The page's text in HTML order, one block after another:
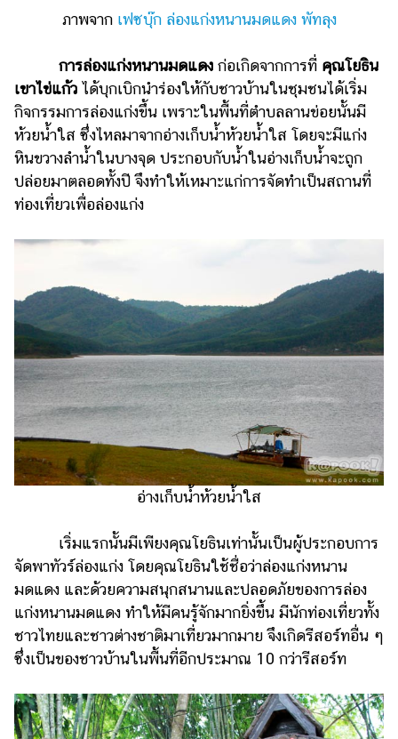
เลี้ยง
Infographic
บริการ
แอปฯ
เรียน
เลข
ออนไลน์
ติดต่อ
โฆษณา
แจ้ง
ปัญหา
ร่วม
ภาพจาก เฟซบุ๊ก ล่องแก่งหนานมดแดง พัทลุง
การล่องแก่งหนานมดแดง ก่อเกิดจากการที่ คุณโยธิน
เขาไข่แก้ว ได้บุกเบิกนำร่องให้กับชาวบ้านในชุมชนได้เริ่ม
กิจกรรมการล่องแก่งขึ้น เพราะในพื้นที่ตำบลลานข่อยนั้นมี
ห้วยน้ำใส ซึ่งไหลมาจากอ่างเก็บน้ำห้วยน้ำใส โดยจะมีแก่ง
หินขวางลำน้ำในบางจุด ประกอบกับน้ำในอ่างเก็บน้ำจะถูก
ปล่อยมาตลอดทั้งปี จึงทำให้เหมาะแก่การจัดทำเป็นสถานที่
ท่องเที่ยวเพื่อล่องแก่ง
อ่างเก็บน้ำห้วยน้ำใส
เริ่มแรกนั้นมีเพียงคุณโยธินเท่านั้นเป็นผู้ประกอบการ
จัดพาทัวร์ล่องแก่ง โดยคุณโยธินใช้ชื่อว่าล่องแก่งหนาน
มดแดง และด้วยความสนุกสนานและปลอดภัยของการล่อง
แก่งหนานมดแดง ทำให้มีคนรู้จักมากยิ่งขึ้น มีนักท่องเที่ยวทั้ง
ชาวไทยและชาวต่างชาติมาเที่ยวมากมาย จึงเกิดรีสอร์ทอื่น ๆ
ซึ่งเป็นของชาวบ้านในพื้นที่อีกประมาณ 10 กว่ารีสอร์ท